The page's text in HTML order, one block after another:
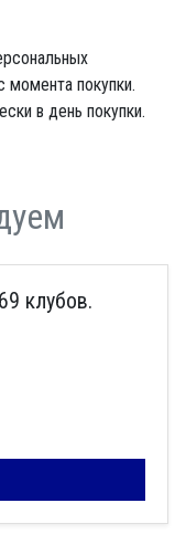
момента покупки.
в день покупки.
клубов.